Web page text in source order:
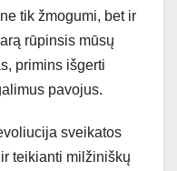
tik žmogumi, bet ir
rūpinsis mūsų
primins išgerti
pavojus.
sveikatos
teikianti milžiniškų